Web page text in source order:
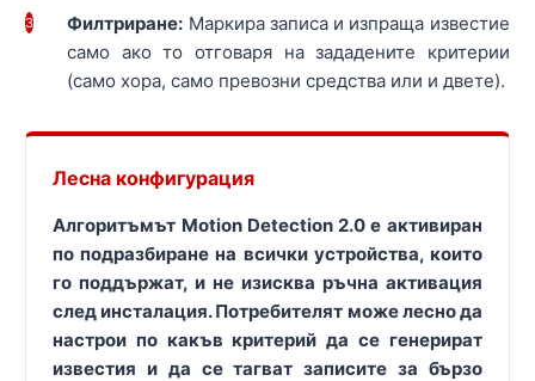
3 Филтриране: Маркира записа и изпраща известие
само ако то отговаря на зададените критерии
(само хора, само превозни средства или и двете).
Лесна конфигурация
Алгоритъмът Motion Detection 2.0 е активиран
по подразбиране на всички устройства, които
го поддържат, и не изисква ръчна активация
след инсталация. Потребителят може лесно да
настрои по какъв критерий да се генерират
известия и да се тагват записите за бързо